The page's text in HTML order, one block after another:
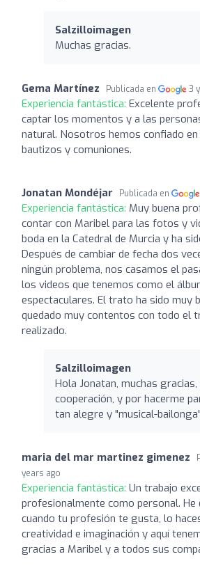
Salzilloimagen
Muchas gracias.
Gema Martínez Publicada en 3
Experiencia fantástica: Excelente
captar los momentos y a las
natural. Nosotros hemos confiado en
bautizos y comuniones.
Jonatan Mondéjar Publicada en
Experiencia fantástica: Muy buena
contar con Maribel para las fotos y
boda en la Catedral de Murcia y ha
Después de cambiar de fecha dos
ningún problema, nos casamos el
los videos que tenemos como el
espectaculares. El trato ha sido muy
quedado muy contentos con todo el
realizado.
Salzilloimagen
Hola Jonatan, muchas
cooperación, y por hacerme
tan alegre y "musical-bailonga"
maria del mar martinez gimenez
years ago
Experiencia fantástica: Un trabajo
profesionalmente como personal. He
cuando tu profesión te gusta, lo
creatividad e imaginación y aquí
gracias a Maribel y a todos sus